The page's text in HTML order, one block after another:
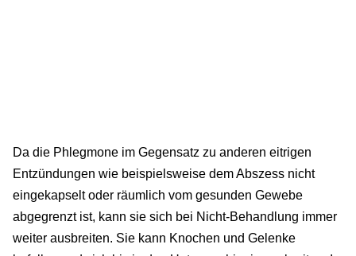
Da die Phlegmone im Gegensatz zu anderen eitrigen
Entzündungen wie beispielsweise dem Abszess nicht
eingekapselt oder räumlich vom gesunden Gewebe
abgegrenzt ist, kann sie sich bei Nicht-Behandlung immer
weiter ausbreiten. Sie kann Knochen und Gelenke